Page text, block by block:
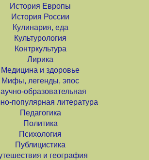
История Европы
История России
Кулинария, еда
Культурология
Контркультура
Лирика
Медицина и здоровье
Мифы, легенды, эпос
образовательная
популярная литература
Педагогика
Политика
Психология
Публицистика
и география